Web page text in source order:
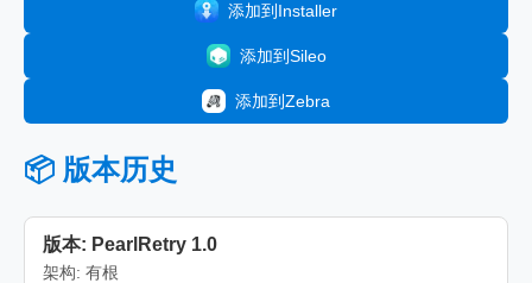
添加到Installer
添加到Sileo
添加到Zebra
📦 版本历史
版本: PearlRetry 1.0
架构: 有根